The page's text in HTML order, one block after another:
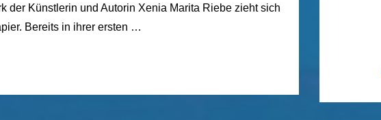
der Künstlerin und Autorin Xenia Marita Riebe zieht sich
Bereits in ihrer ersten …